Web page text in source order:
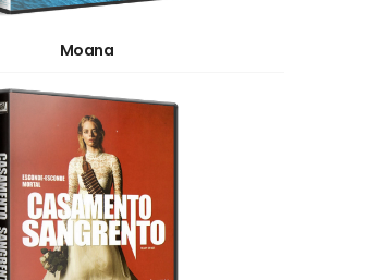
Moana